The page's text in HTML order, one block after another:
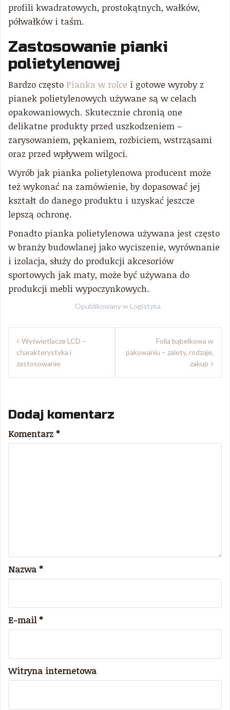
profili kwadratowych, prostokątnych, wałków,
półwałków i taśm.
Zastosowanie pianki
polietylenowej
Bardzo często Pianka w rolce i gotowe wyroby z
pianek polietylenowych używane są w celach
opakowaniowych. Skutecznie chronią one
delikatne produkty przed uszkodzeniem –
zarysowaniem, pękaniem, rozbiciem, wstrząsami
oraz przed wpływem wilgoci.
Wyrób jak pianka polietylenowa producent może
też wykonać na zamówienie, by dopasować jej
kształt do danego produktu i uzyskać jeszcze
lepszą ochronę.
Ponadto pianka polietylenowa używana jest często
w branży budowlanej jako wyciszenie, wyrównanie
i izolacja, służy do produkcji akcesoriów
sportowych jak maty, może być używana do
produkcji mebli wypoczynkowych.
Opublikowany w Logistyka
Nawigacja
wpisu
Wyświetlacze LCD –
charakterystyka i
zastosowanie
Folia bąbelkowa w
pakowaniu – zalety, rodzaje,
zakup
Dodaj komentarz
Komentarz *
Nazwa *
E-mail*
Witryna internetowa